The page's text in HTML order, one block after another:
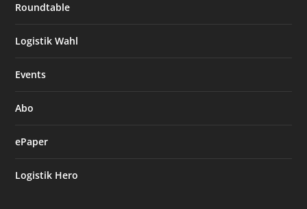
Roundtable
Logistik Wahl
Events
Abo
ePaper
Logistik Hero